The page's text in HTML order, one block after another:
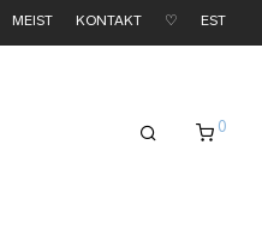
MEIST KONTAKT ♡ EST
0